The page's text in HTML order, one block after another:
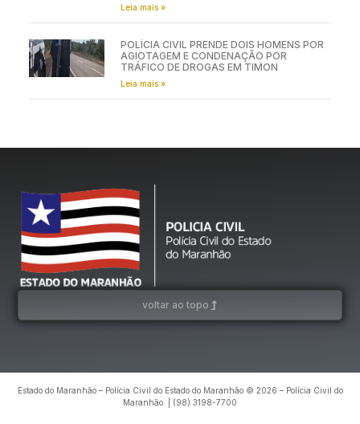
Leia mais »
POLÍCIA CIVIL PRENDE DOIS HOMENS POR
AGIOTAGEM E CONDENAÇÃO POR
TRÁFICO DE DROGAS EM TIMON
Leia mais »
voltar ao topo
Estado do Maranhão – Polícia Civil do Estado do Maranhão © 2026 – Polícia Civil do
Maranhão. | (98) 3198-7700